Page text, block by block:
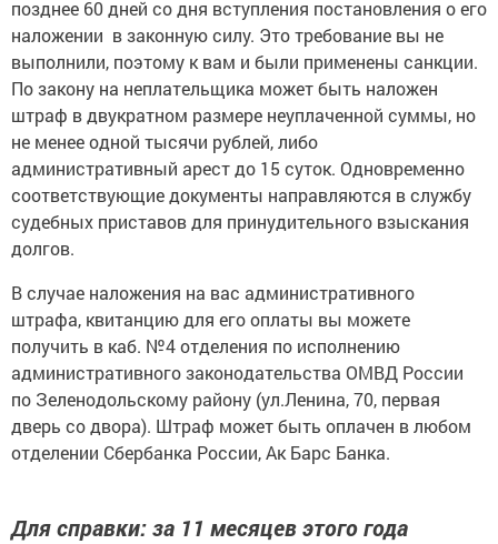
позднее 60 дней со дня вступления постановления о его
наложении в законную силу. Это требование вы не
выполнили, поэтому к вам и были применены санкции.
По закону на неплательщика может быть наложен
штраф в двукратном размере неуплаченной суммы, но
не менее одной тысячи рублей, либо
административный арест до 15 суток. Одновременно
соответствующие документы направляются в службу
судебных приставов для принудительного взыскания
долгов.
В случае наложения на вас административного
штрафа, квитанцию для его оплаты вы можете
получить в каб. №4 отделения по исполнению
административного законодательства ОМВД России
по Зеленодольскому району (ул.Ленина, 70, первая
дверь со двора). Штраф может быть оплачен в любом
отделении Сбербанка России, Ак Барс Банка.
Для справки: за 11 месяцев этого года